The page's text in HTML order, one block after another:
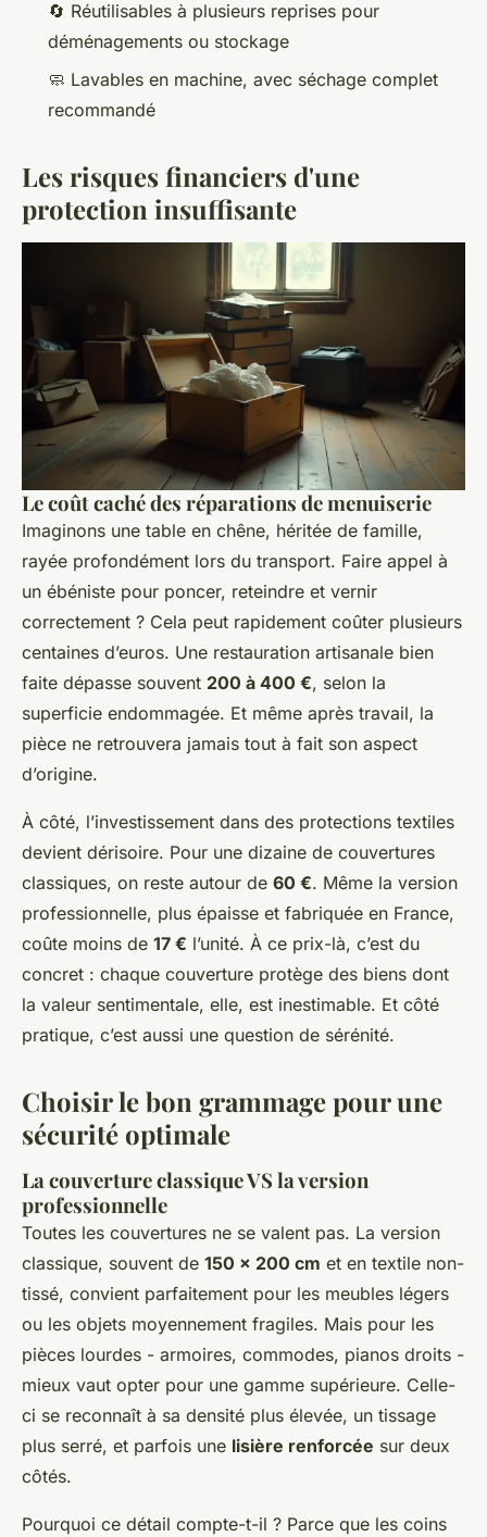
🔄 Réutilisables à plusieurs reprises pour
déménagements ou stockage
🧼 Lavables en machine, avec séchage complet
recommandé
Les risques financiers d'une
protection insuffisante
Le coût caché des réparations de menuiserie
Imaginons une table en chêne, héritée de famille,
rayée profondément lors du transport. Faire appel à
un ébéniste pour poncer, reteindre et vernir
correctement ? Cela peut rapidement coûter plusieurs
centaines d’euros. Une restauration artisanale bien
faite dépasse souvent 200 à 400 €, selon la
superficie endommagée. Et même après travail, la
pièce ne retrouvera jamais tout à fait son aspect
d’origine.
À côté, l’investissement dans des protections textiles
devient dérisoire. Pour une dizaine de couvertures
classiques, on reste autour de 60 €. Même la version
professionnelle, plus épaisse et fabriquée en France,
coûte moins de 17 € l’unité. À ce prix-là, c’est du
concret : chaque couverture protège des biens dont
la valeur sentimentale, elle, est inestimable. Et côté
pratique, c’est aussi une question de sérénité.
Choisir le bon grammage pour une
sécurité optimale
La couverture classique VS la version
professionnelle
Toutes les couvertures ne se valent pas. La version
classique, souvent de 150 x 200 cm et en textile non-
tissé, convient parfaitement pour les meubles légers
ou les objets moyennement fragiles. Mais pour les
pièces lourdes - armoires, commodes, pianos droits -
mieux vaut opter pour une gamme supérieure. Celle-
ci se reconnaît à sa densité plus élevée, un tissage
plus serré, et parfois une lisière renforcée sur deux
côtés.
Pourquoi ce détail compte-t-il ? Parce que les coins